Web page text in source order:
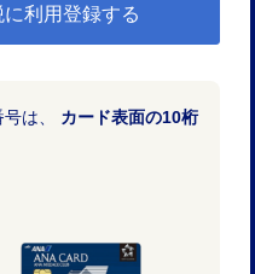
利用登録する
は、 カード表面の10桁